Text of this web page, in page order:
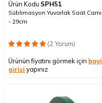
Ürün Kodu SPH51
Süblimasyon Yuvarlak Saat Camı
- 29cm
(2 Yorum)
Ürünün fiyatını görmek için bayi
girişi yapınız